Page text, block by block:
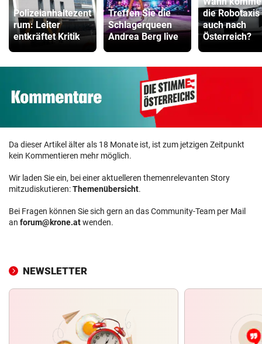
Polizeianhaltezent
rum: Leiter
entkräftet Kritik
Treffen Sie die
Schlagerqueen
Andrea Berg live
die Robotaxis
auch nach
Österreich?
Da dieser Artikel älter als 18 Monate ist, ist zum jetzigen Zeitpunkt
kein Kommentieren mehr möglich.
Wir laden Sie ein, bei einer aktuelleren themenrelevanten Story
mitzudiskutieren:Themenübersicht.
Bei Fragen können Sie sich gern an das Community-Team per Mail
an forum@krone.atwenden.
NEWSLETTER